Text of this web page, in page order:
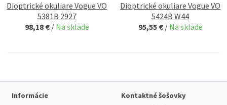
Dioptrické okuliare Vogue VO
5381B 2927
98,18 € / Na sklade
Dioptrické okuliare Vogue VO
5424B W44
95,55 € / Na sklade
Informácie
Kontaktné šošovky